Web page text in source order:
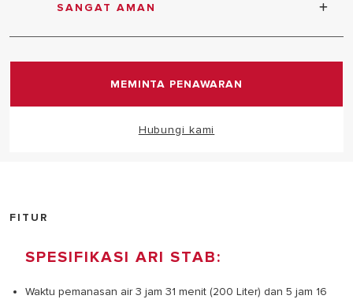
SANGAT AMAN
Anode magnesium ukuran besar- Katup pengaman
MEMINTA PENAWARAN
Hubungi kami
FITUR
SPESIFIKASI ARI STAB:
Waktu pemanasan air 3 jam 31 menit (200 Liter) dan 5 jam 16